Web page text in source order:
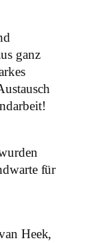
ganz
für
Heek,